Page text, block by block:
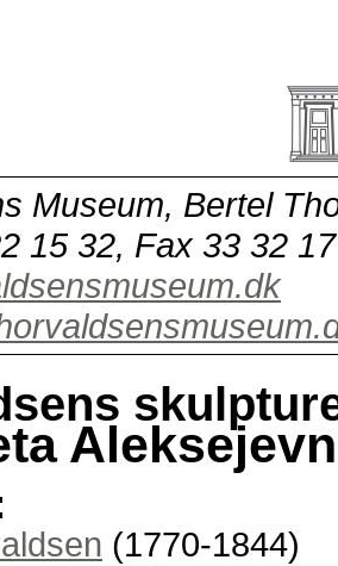
Museum, Bertel
15 32, Fax 33 32
(1770-1844)